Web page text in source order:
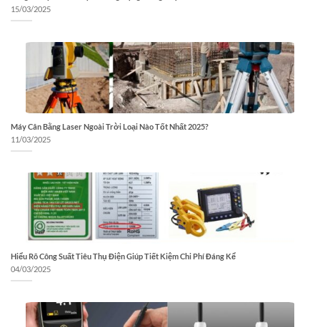
15/03/2025
Máy Cân Bằng Laser Ngoài Trời Loại Nào Tốt Nhất 2025?
11/03/2025
Hiểu Rõ Công Suất Tiêu Thụ Điện Giúp Tiết Kiệm Chi Phí Đáng Kể
04/03/2025